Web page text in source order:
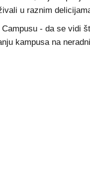
u raznim
- da se vidi
kampusa na